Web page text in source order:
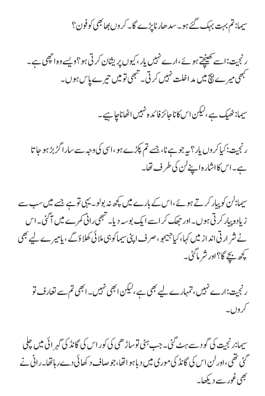
سیما: تم بہت بہک گئے ہو۔ سدھارنا پڑے گا۔ کروں بھابھی کو فون؟
رنجیت: اسے کھینچتے ہوئے، ارے نہیں یار، کیوں پریشان کرتی ہو؟ ویسے وہ اچھی ہے۔
کبھی میرے بیچ میں مداخلت نہیں کرتی۔ تبھی تو میں تیرے پاس ہوں۔
سیما: ٹھیک ہے، لیکن اس کا ناجائز فائدہ نہیں اٹھانا چاہیے۔
رنجیت: کیا کروں یار؟ یہ جو ہے نا، جسے تم پکڑے ہو، اسی کی وجہ سے سارا گڑبڑ ہوجاتا
ہے۔ اس کا اشارہ اپنے لن کی طرف تھا۔
سیما: لن کو پیار کرتے ہوئے، اس کے بارے میں کچھ نہ بولو۔ یہی تو ہے جسے میں سب سے
زیادہ پیار کرتی ہوں۔ اور جھک کر اسے ایک بوسہ دیا۔ تبھی رانی کمرے میں آگئی۔ اس
نے شرارتی انداز میں کہا، کیا جیجو، صرف اپنی سیما کو ہی ملائی کھلاؤ گے، یا میرے لیے بھی
کچھ بچے گا؟ اور شرما گئی۔
رنجیت: ارے نہیں، تمہارے لیے بھی ہے، لیکن ابھی نہیں۔ ابھی تم سے تعارف تو
کروں۔
سیما: رنجیت کی گود سے ہٹ گئی۔ جب ہٹی تو ساڑھی کی کور اس کی گانڈ کی گہرائی میں چلی
گئی تھی، اور لن اس کی گانڈ کی موری میں دبا ہوا تھا، جو صاف دکھائی دے رہا تھا۔ رانی نے
بھی غور سے دیکھا۔